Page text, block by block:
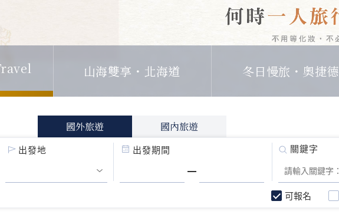
山海雙享・北海道 冬日慢旅・奧捷德
國外旅遊 國內旅遊
出發地 出發期間
可報名